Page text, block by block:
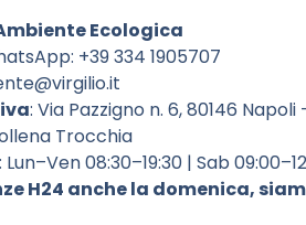
Ecologica
+39 334 1905707
: Via Pazzigno n. 6, 80146 Napoli
Trocchia
: Lun–Ven 08:30–19:30 | Sab
H24 anche la domenica,